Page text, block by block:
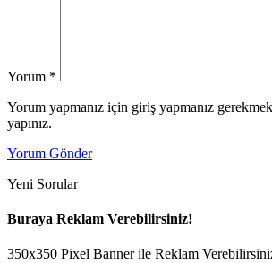
Yorum *
Yorum yapmanız için giriş yapmanız
yapınız.
Yorum Gönder
Yeni Sorular
Buraya Reklam Verebilirsiniz!
350x350 Pixel Banner ile Reklam